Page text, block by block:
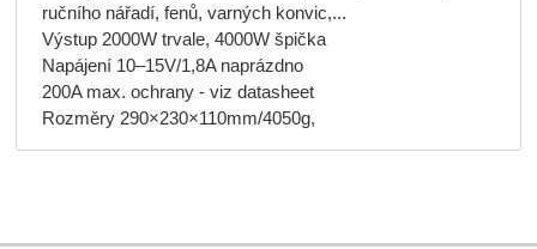
ručního nářadí, fenů, varných konvic,...
Výstup 2000W trvale, 4000W špička
Napájení 10–15V/1,8A naprázdno
200A max. ochrany - viz datasheet
Rozměry 290×230×110mm­/4050g,